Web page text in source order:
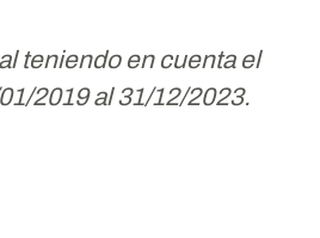
teniendo en cuenta el
2019 al 31/12/2023.